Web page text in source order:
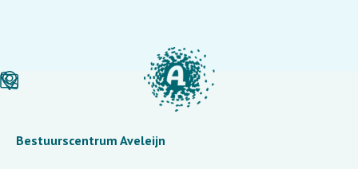
Bestuurscentrum Aveleijn